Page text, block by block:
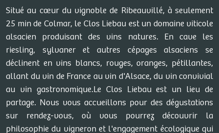
Situé au cœur du vignoble de Ribeauvillé, à seulement
25 min de Colmar, le Clos Liebau est un domaine viticole
alsacien produisant des vins natures. En cave les
riesling, sylvaner et autres cépages alsaciens se
déclinent en vins blancs, rouges, oranges, pétillantes,
allant du vin de France au vin d'Alsace, du vin convivial
au vin gastronomique.Le Clos Liebau est un lieu de
partage. Nous vous accueillons pour des dégustations
sur rendez-vous, où vous pourrez découvrir la
philosophie du vigneron et l'engagement écologique qui